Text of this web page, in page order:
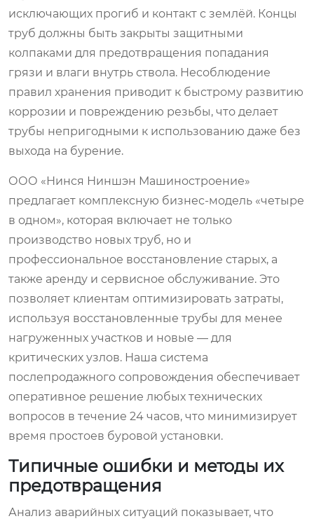
исключающих прогиб и контакт с землёй. Концы
труб должны быть закрыты защитными
колпаками для предотвращения попадания
грязи и влаги внутрь ствола. Несоблюдение
правил хранения приводит к быстрому развитию
коррозии и повреждению резьбы, что делает
трубы непригодными к использованию даже без
выхода на бурение.
ООО «Нинся Ниншэн Машиностроение»
предлагает комплексную бизнес-модель «четыре
в одном», которая включает не только
производство новых труб, но и
профессиональное восстановление старых, а
также аренду и сервисное обслуживание. Это
позволяет клиентам оптимизировать затраты,
используя восстановленные трубы для менее
нагруженных участков и новые — для
критических узлов. Наша система
послепродажного сопровождения обеспечивает
оперативное решение любых технических
вопросов в течение 24 часов, что минимизирует
время простоев буровой установки.
Типичные ошибки и методы их
предотвращения
Анализ аварийных ситуаций показывает, что